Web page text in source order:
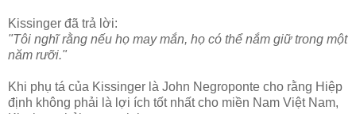
Kissinger đã trả lời:
"Tôi nghĩ rằng nếu họ may mắn, họ có thể nắm giữ trong một
năm rưỡi."
Khi phụ tá của Kissinger là John Negroponte cho rằng Hiệp
định không phải là lợi ích tốt nhất cho miền Nam Việt Nam,